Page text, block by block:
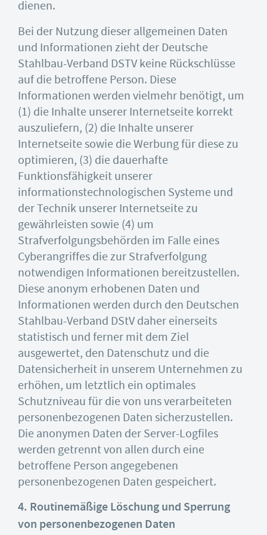
dienen.
Bei der Nutzung dieser allgemeinen Daten
und Informationen zieht der Deutsche
Stahlbau-Verband DSTV keine Rückschlüsse
auf die betroffene Person. Diese
Informationen werden vielmehr benötigt, um
(1) die Inhalte unserer Internetseite korrekt
auszuliefern, (2) die Inhalte unserer
Internetseite sowie die Werbung für diese zu
optimieren, (3) die dauerhafte
Funktionsfähigkeit unserer
informationstechnologischen Systeme und
der Technik unserer Internetseite zu
gewährleisten sowie (4) um
Strafverfolgungsbehörden im Falle eines
Cyberangriffes die zur Strafverfolgung
notwendigen Informationen bereitzustellen.
Diese anonym erhobenen Daten und
Informationen werden durch den Deutschen
Stahlbau-Verband DStV daher einerseits
statistisch und ferner mit dem Ziel
ausgewertet, den Datenschutz und die
Datensicherheit in unserem Unternehmen zu
erhöhen, um letztlich ein optimales
Schutzniveau für die von uns verarbeiteten
personenbezogenen Daten sicherzustellen.
Die anonymen Daten der Server-Logfiles
werden getrennt von allen durch eine
betroffene Person angegebenen
personenbezogenen Daten gespeichert.
4. Routinemäßige Löschung und Sperrung
von personenbezogenen Daten